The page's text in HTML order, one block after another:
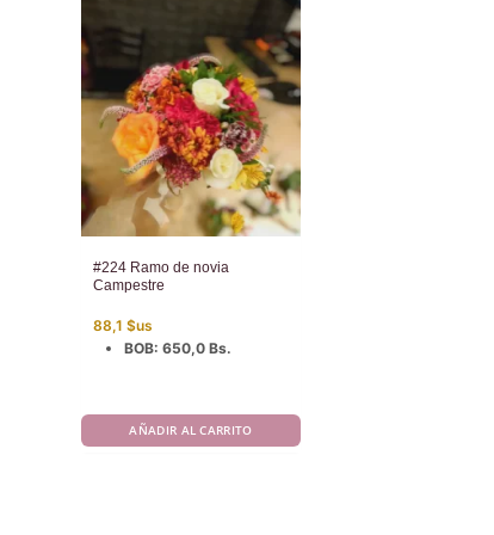
#224 Ramo de novia
Campestre
88,1 $us
BOB: 650,0 Bs.
AÑADIR AL CARRITO